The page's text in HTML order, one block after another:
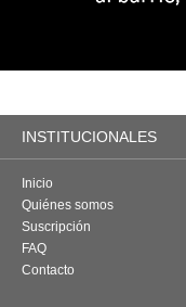
INSTITUCIONALES
Inicio
Quiénes somos
Suscripción
FAQ
Contacto